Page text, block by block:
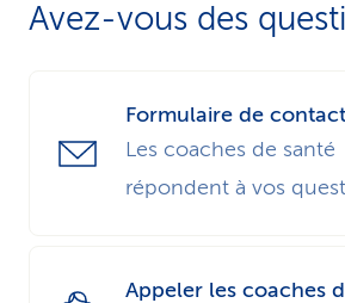
l’oncologie.
Avez-vous des
Formulaire de contact
Les coaches de santé
répondent à vos
Appeler les coaches